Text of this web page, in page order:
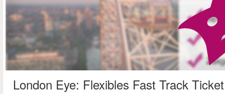
London Eye: Flexibles Fast Track Ticket